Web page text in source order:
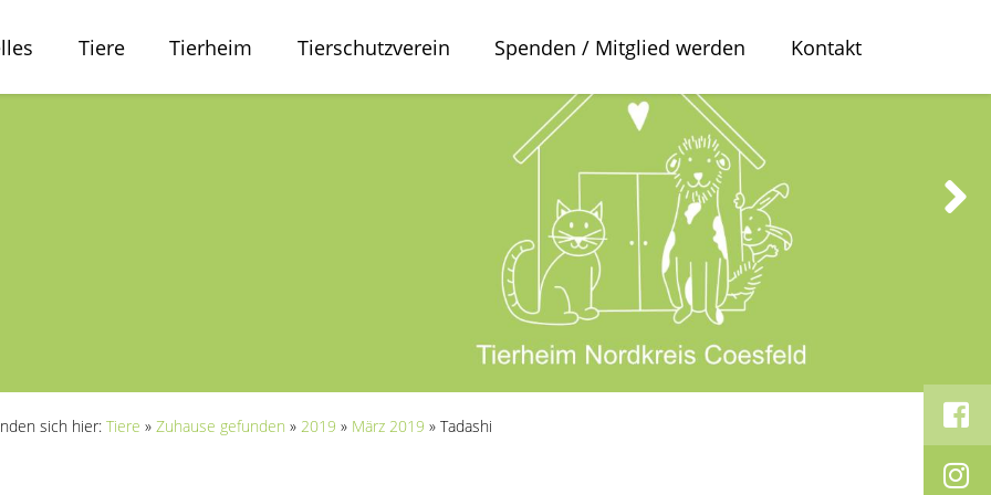
Tiere Tierheim Tierschutzverein Spenden / Mitglied werden Kontakt
sich hier: Tiere » Zuhause gefunden » 2019 » März 2019 » Tadashi